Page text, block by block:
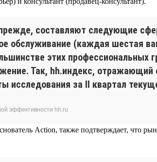
составляют следующие
обслуживание (каждая шестая
этих
Так, hh.индекс,
исследования за II квартал
эффективности hh.ru
Action, также подтверждает, что